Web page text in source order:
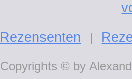
Rezensenten
|
Copyrights © by